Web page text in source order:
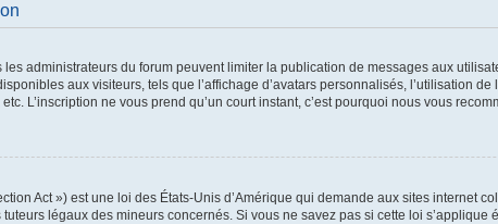
les administrateurs du forum peuvent limiter la publication de messages aux
aux visiteurs, tels que l’affichage d’avatars personnalisés, l’utilisation
L’inscription ne vous prend qu’un court instant, c’est pourquoi nous vous
Act ») est une loi des États-Unis d’Amérique qui demande aux sites internet
légaux des mineurs concernés. Si vous ne savez pas si cette loi